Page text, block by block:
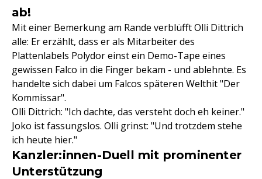
ab!
Mit einer Bemerkung am Rande verblüfft Olli Dittrich
alle: Er erzählt, dass er als Mitarbeiter des
Plattenlabels Polydor einst ein Demo-Tape eines
gewissen Falco in die Finger bekam - und ablehnte. Es
handelte sich dabei um Falcos späteren Welthit "Der
Kommissar".
Olli Dittrich: "Ich dachte, das versteht doch eh keiner."
Joko ist fassungslos. Olli grinst: "Und trotzdem stehe
ich heute hier."
Kanzler:innen-Duell mit prominenter
Unterstützung